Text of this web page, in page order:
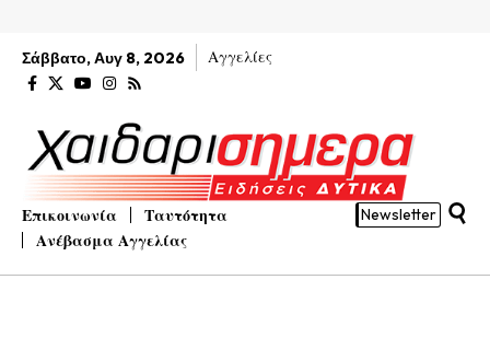
Σάββατο, Αυγ 8, 2026 Αγγελίες
Επικοινωνία
Ταυτότητα
Ανέβασμα Αγγελίας
Newsletter